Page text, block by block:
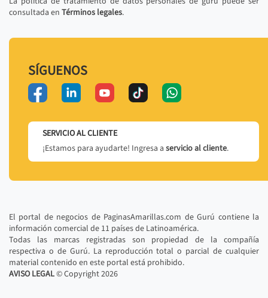
consultada en Términos legales.
SÍGUENOS
SERVICIO AL CLIENTE
¡Estamos para ayudarte! Ingresa a servicio al cliente.
El portal de negocios de PaginasAmarillas.com de Gurú contiene la
información comercial de 11 países de Latinoamérica.
Todas las marcas registradas son propiedad de la compañía
respectiva o de Gurú. La reproducción total o parcial de cualquier
material contenido en este portal está prohibido.
AVISO LEGAL© Copyright2026